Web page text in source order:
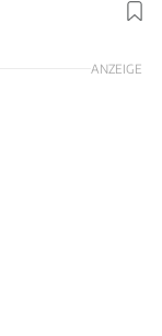
Foto: Stellplatz-Radar-App
ANZEIGE